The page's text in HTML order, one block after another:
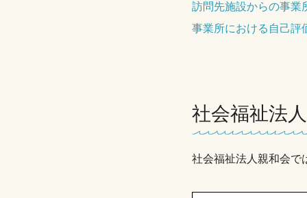
訪問先施設からの事業
事業所における自己評
社会福祉法
社会福祉法人親和会で